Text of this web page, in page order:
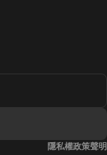
隱私權政策聲明